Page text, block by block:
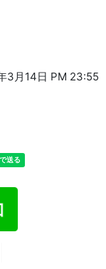
3月14日 PM 23:55